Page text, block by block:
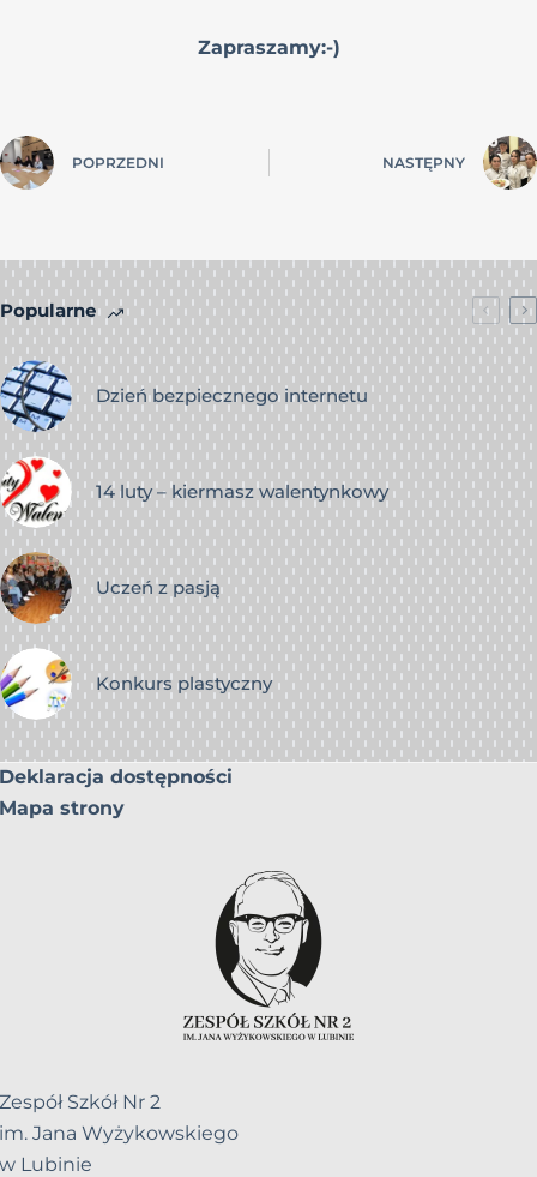
Zapraszamy:-)
POPRZEDNI NASTĘPNY
Popularne
Dzień bezpiecznego internetu
14 luty – kiermasz walentynkowy
Uczeń z pasją
Konkurs plastyczny
Deklaracja dostępności
Mapa strony
Zespół Szkół Nr 2
im. Jana Wyżykowskiego
w Lubinie